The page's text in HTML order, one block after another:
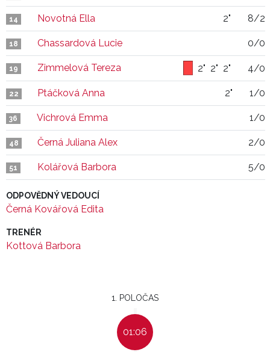
14 Novotná Ella 2" 8/2
18 Chassardová Lucie 0/0
19 Zimmelová Tereza 2" 2" 2" 4/0
22 Ptáčková Anna 2" 1/0
36 Vichrová Emma 1/0
48 Černá Juliana Alex 2/0
51 Kolářová Barbora 5/0
ODPOVĚDNÝ VEDOUCÍ
Černá Kovářová Edita
TRENÉR
Kottová Barbora
1. POLOČAS
01:06